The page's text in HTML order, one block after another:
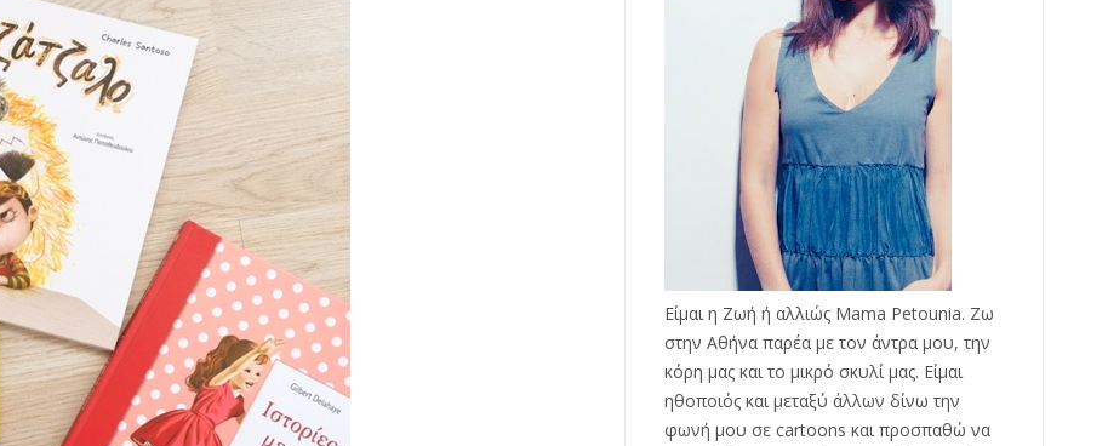
Είμαι η Ζωή ή αλλιώς Mama Petounia. Ζω
στην Αθήνα παρέα με τον άντρα μου, την
κόρη μας και το μικρό σκυλί μας. Είμαι
ηθοποιός και μεταξύ άλλων δίνω την
φωνή μου σε cartoons και προσπαθώ να